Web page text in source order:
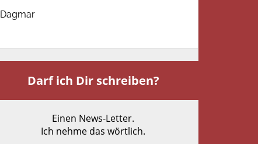
Dagmar
Darf ich Dir schreiben?
Einen News-Letter.
Ich nehme das wörtlich.